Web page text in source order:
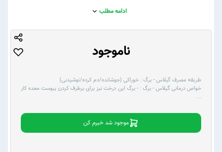
ادامه مطلب
ناموجود
طریقه مصرف گیلاس - برگ : خوراکی (جوشانده/دم کرده/نوشیدنی)
خواص درمانی گیلاس - برگ :- برگ این درخت نیز برای برطرف کردن یبوست معده کار
...
موجود شد خبرم کن